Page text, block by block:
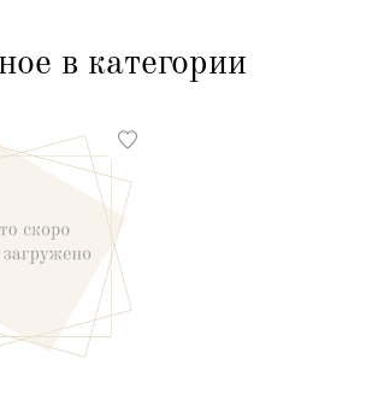
в категории